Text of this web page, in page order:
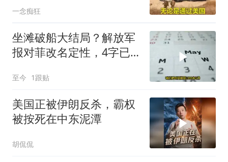
一念痴狂
坐滩破船大结局？解放军
报对菲改名定性，4字已
至今 1跟贴
美国正被伊朗反杀，霸权
被按死在中东泥潭
胡侃侃